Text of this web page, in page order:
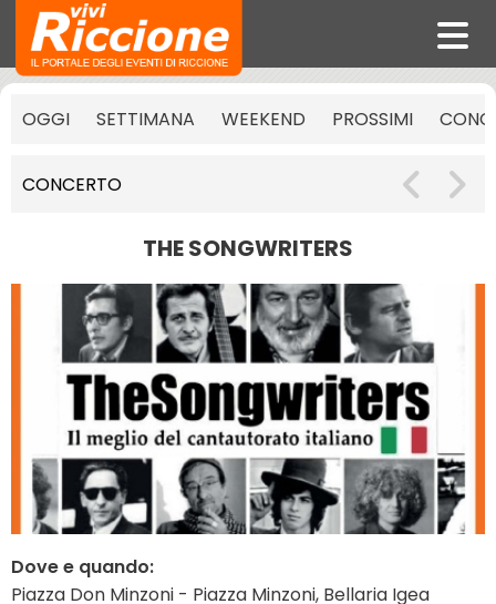
OGGI SETTIMANA WEEKEND PROSSIMI
CONCERTO
THE SONGWRITERS
Dove e quando:
Piazza Don Minzoni - Piazza Minzoni, Bellaria Igea